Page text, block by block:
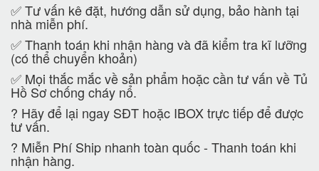
✅ Tư vấn kê đặt, hướng dẫn sử dụng, bảo hành tại
nhà miễn phí.
✅ Thanh toán khi nhận hàng và đã kiểm tra kĩ lưỡng
(có thể chuyển khoản)
✅ Mọi thắc mắc về sản phẩm hoặc cần tư vấn về Tủ
Hồ Sơ chống cháy nổ.
? Hãy để lại ngay SĐT hoặc IBOX trực tiếp để được
tư vấn.
? Miễn Phí Ship nhanh toàn quốc - Thanh toán khi
nhận hàng.